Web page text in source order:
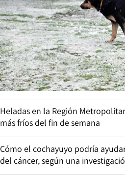
Heladas en la Región
más fríos del fin de semana
Cómo el cochayuyo podría
del cáncer, según una